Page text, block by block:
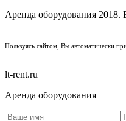
Аренда оборудования
Пользуясь сайтом, Вы автоматически
lt-rent.ru
Аренда оборудования